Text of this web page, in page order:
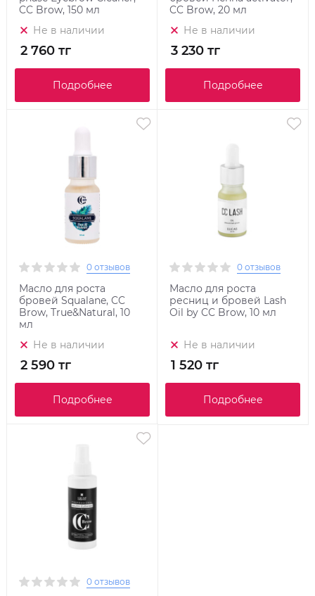
CC Brow, 150 мл
Не в наличии
2 760 тг
Подробнее
CC Brow, 20 мл
Не в наличии
3 230 тг
Подробнее
0 отзывов
Масло для роста
бровей Squalane, CC
Brow, True&Natural, 10
мл
Не в наличии
2 590 тг
Подробнее
0 отзывов
Масло для роста
ресниц и бровей Lash
Oil by CC Brow, 10 мл
Не в наличии
1 520 тг
Подробнее
0 отзывов